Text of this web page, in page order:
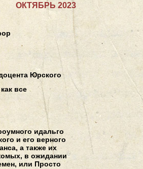
ОКТЯБРЬ 2023
Юрского
все
идальго
и его верного
а также их
в ожидании
или Просто